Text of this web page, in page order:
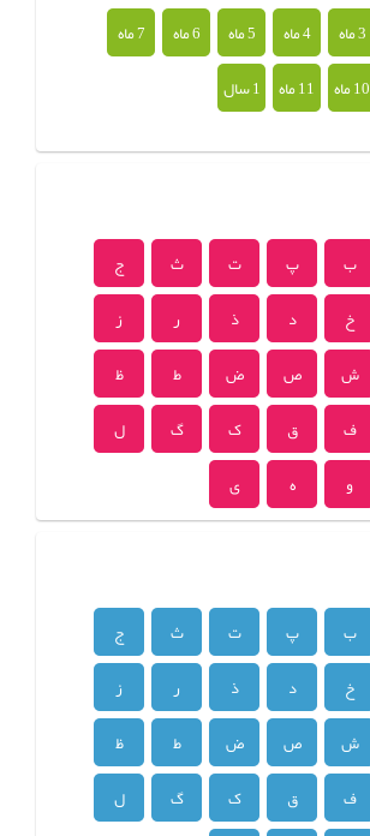
3 ماه 4 ماه 5 ماه 6 ماه
7 ماه
10 ماه 11 ماه 1 سال
ب پ ت ث
ج
خ د ذ ر
ز
ش ص ض ط
ظ
ف ق ک گ
ل
و ه ی
ب پ ت ث
ج
خ د ذ ر
ز
ش ص ض ط
ظ
ف ق ک گ
ل